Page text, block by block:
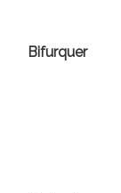
Bifurquer